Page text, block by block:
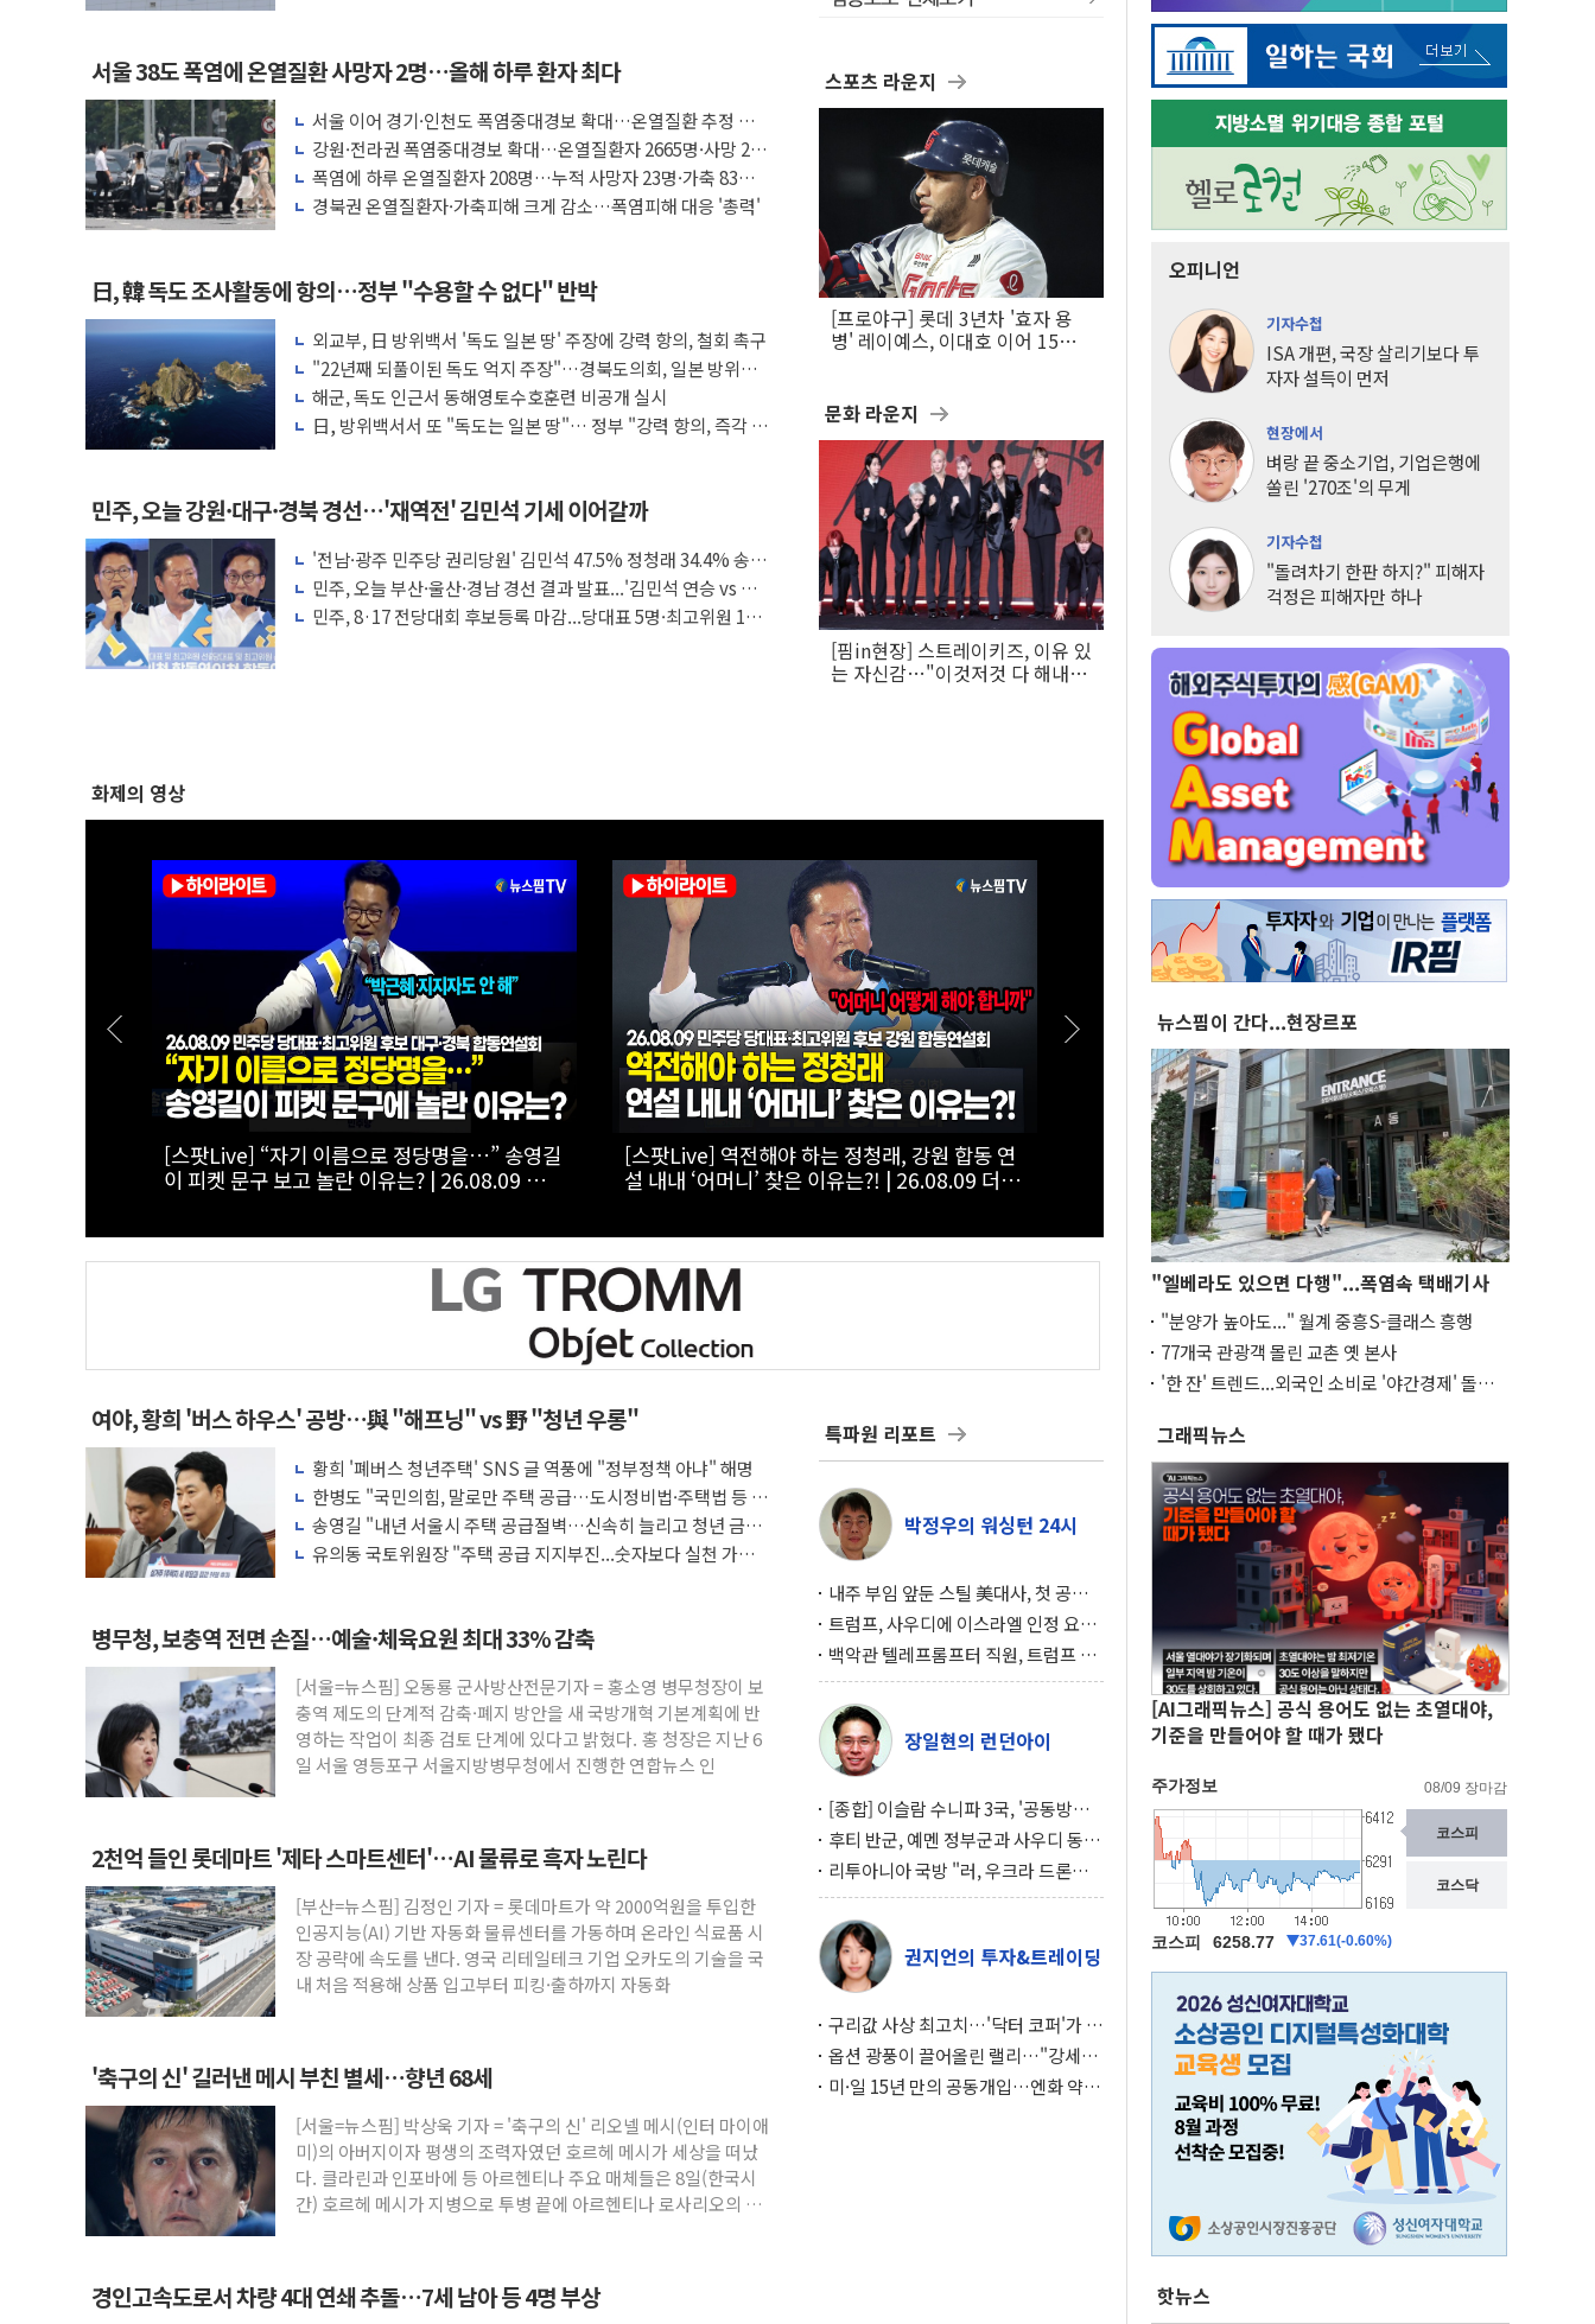
서울 38도 폭염에 온열질환 사망자 2명…올해 하루 환자 최다
서울 이어 경기·인천도 폭염중대경보 확대…온열질환 추정 사
망 19명
강원·전라권 폭염중대경보 확대…온열질환자 2665명·사망 23
명
폭염에 하루 온열질환자 208명…누적 사망자 23명·가축 83만
마리 폐사
경북권 온열질환자·가축피해 크게 감소…폭염피해 대응 '총력'
日, 韓 독도 조사활동에 항의…정부 "수용할 수 없다" 반박
외교부, 日 방위백서 '독도 일본 땅' 주장에 강력 항의, 철회 촉구
"22년째 되풀이된 독도 억지 주장"…경북도의회, 일본 방위백
서 강력 규탄
해군, 독도 인근서 동해영토수호훈련 비공개 실시
日, 방위백서서 또 "독도는 일본 땅"… 정부 "강력 항의, 즉각 시
민주, 오늘 강원·대구·경북 경선…'재역전' 김민석 기세 이어갈까
'전남·광주 민주당 권리당원' 김민석 47.5% 정청래 34.4% 송영
길 14.6%
민주, 오늘 부산·울산·경남 경선 결과 발표...'김민석 연승 vs 정
청래 반격' 관심
민주, 8·17 전당대회 후보등록 마감...당대표 5명·최고위원 14
스포츠 라운지
[프로야구] 롯데 3년차 '효자 용
병' 레이예스, 이대호 이어 15년
문화 라운지
[핌in현장] 스트레이키즈, 이유 있
는 자신감…"이것저것 다 해내는
화제의 영상
[스팟Live] “민주당은 포기하지 않습니다!”…김
민석 후보 연설 시작하자 쏟아진 ‘환호’ |
[스팟Live] “당대표 되면 강원도에서 상주!”…
김민석, 내년 보궐선거 언급하며 지지 호소 |
[스팟Live] TK 당심 잡을 후보는?…제3차 정기
전국당원대회 후보자 대구·경북 합동연설회 생
중계 | 26.08.09
여야, 황희 '버스 하우스' 공방…與 "해프닝" vs 野 "청년 우롱"
황희 '폐버스 청년주택' SNS 글 역풍에 "정부정책 아냐" 해명
한병도 "국민의힘, 말로만 주택 공급…도시정비법·주택법 등 처
리 협조하라"
송영길 "내년 서울시 주택 공급절벽…신속히 늘리고 청년 금융
지원 확대해야"
유의동 국토위원장 "주택 공급 지지부진...숫자보다 실천 가능한
병무청, 보충역 전면 손질…예술·체육요원 최대 33% 감축
[서울=뉴스핌] 오동룡 군사방산전문기자 = 홍소영 병무청장이 보
충역 제도의 단계적 감축·폐지 방안을 새 국방개혁 기본계획에 반
영하는 작업이 최종 검토 단계에 있다고 밝혔다. 홍 청장은 지난 6
일 서울 영등포구 서울지방병무청에서 진행한 연합뉴스 인
2천억 들인 롯데마트 '제타 스마트센터'…AI 물류로 흑자 노린다
[부산=뉴스핌] 김정인 기자 = 롯데마트가 약 2000억원을 투입한
인공지능(AI) 기반 자동화 물류센터를 가동하며 온라인 식료품 시
장 공략에 속도를 낸다. 영국 리테일테크 기업 오카도의 기술을 국
내 처음 적용해 상품 입고부터 피킹·출하까지 자동화
'축구의 신' 길러낸 메시 부친 별세…향년 68세
[서울=뉴스핌] 박상욱 기자 = '축구의 신' 리오넬 메시(인터 마이애
미)의 아버지이자 평생의 조력자였던 호르헤 메시가 세상을 떠났
다. 클라린과 인포바에 등 아르헨티나 주요 매체들은 8일(한국시
간) 호르헤 메시가 지병으로 투병 끝에 아르헨티나 로사리오의 한
경인고속도로서 차량 4대 연쇄 추돌…7세 남아 등 4명 부상
특파원 리포트
박정우의 워싱턴 24시
내주 부임 앞둔 스틸 美대사, 첫 공개
행사서 "한미동맹 강화 최우선 과제"
트럼프, 사우디에 이스라엘 인정 요
구…원자력 협정 서명 하루 만에 좌초
위기
백악관 텔레프롬프터 직원, 트럼프 연
설 미리 보고 베팅 시장서 10만달러 챙
겨
장일현의 런던아이
[종합] 이슬람 수니파 3국, '공동방위
협정' 체결… 이스라엘·이란 위협에
맞설 자체 억지력 강화
후티 반군, 예멘 정부군과 사우디 동시
공격… 위기 고조되는 또 다른 중동 화
약고
리투아니아 국방 "러, 우크라 드론으
로 나토 회원국 공격 검토… 거짓 깃발
작전"
권지언의 투자&트레이딩
구리값 사상 최고치…'닥터 코퍼'가 말
하는 경기 신호가 달라졌다
옵션 광풍이 끌어올린 랠리…"강세장
이면에 과열 경고등"
미·일 15년 만의 공동개입…엔화 약세
오피니언
기자수첩
ISA 개편, 국장 살리기보다 투
자자 설득이 먼저
현장에서
벼랑 끝 중소기업, 기업은행에
쏠린 '270조'의 무게
기자수첩
"돌려차기 한판 하지?" 피해자
걱정은 피해자만 하나
뉴스핌이 간다...현장르포
"엘베라도 있으면 다행"...폭염속 택배기사
"분양가 높아도..." 월계 중흥S-클래스 흥행
77개국 관광객 몰린 교촌 옛 본사
'한 잔' 트렌드...외국인 소비로 '야간경제' 돌파
그래픽뉴스
[AI그래픽뉴스] 공식 용어도 없는 초열대야,
기준을 만들어야 할 때가 됐다
핫뉴스